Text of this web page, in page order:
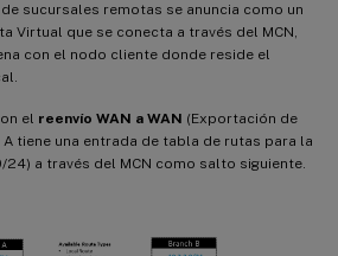
sucursales remotas se anuncia como un
Virtual que se conecta a través del MCN,
con el nodo cliente donde reside el
el reenvío WAN a WAN (Exportación de
tiene una entrada de tabla de rutas para la
24) a través del MCN como salto siguiente.